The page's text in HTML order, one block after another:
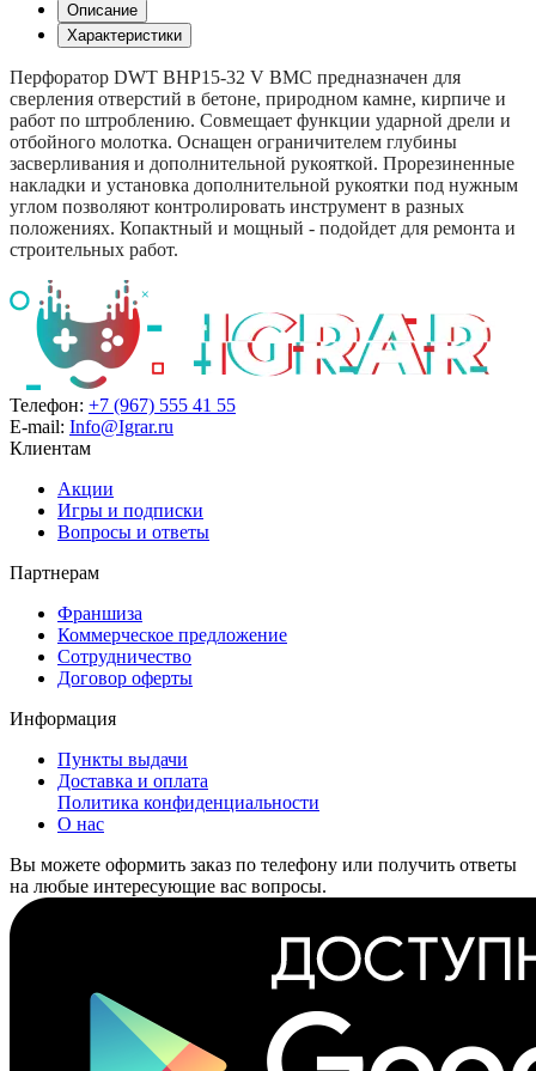
Описание
Характеристики
Перфоратор DWT BHP15-32 V BMC предназначен для
сверления отверстий в бетоне, природном камне, кирпиче и
работ по штроблению. Совмещает функции ударной дрели и
отбойного молотка. Оснащен ограничителем глубины
засверливания и дополнительной рукояткой. Прорезиненные
накладки и установка дополнительной рукоятки под нужным
углом позволяют контролировать инструмент в разных
положениях. Копактный и мощный - подойдет для ремонта и
строительных работ.
Телефон: +7 (967) 555 41 55
E-mail: Info@Igrar.ru
Клиентам
Акции
Игры и подписки
Вопросы и ответы
Партнерам
Франшиза
Коммерческое предложение
Сотрудничество
Договор оферты
Информация
Пункты выдачи
Доставка и оплата
Политика конфиденциальности
О нас
Вы можете оформить заказ по телефону или получить ответы
на любые интересующие вас вопросы.